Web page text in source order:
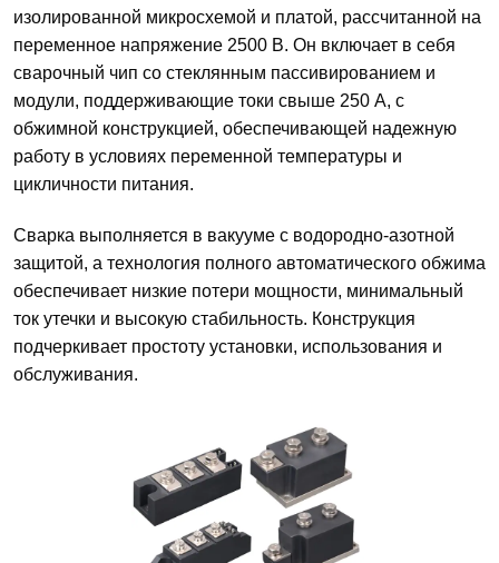
изолированной микросхемой и платой, рассчитанной на
переменное напряжение 2500 В. Он включает в себя
сварочный чип со стеклянным пассивированием и
модули, поддерживающие токи свыше 250 А, с
обжимной конструкцией, обеспечивающей надежную
работу в условиях переменной температуры и
цикличности питания.
Сварка выполняется в вакууме с водородно-азотной
защитой, а технология полного автоматического обжима
обеспечивает низкие потери мощности, минимальный
ток утечки и высокую стабильность. Конструкция
подчеркивает простоту установки, использования и
обслуживания.